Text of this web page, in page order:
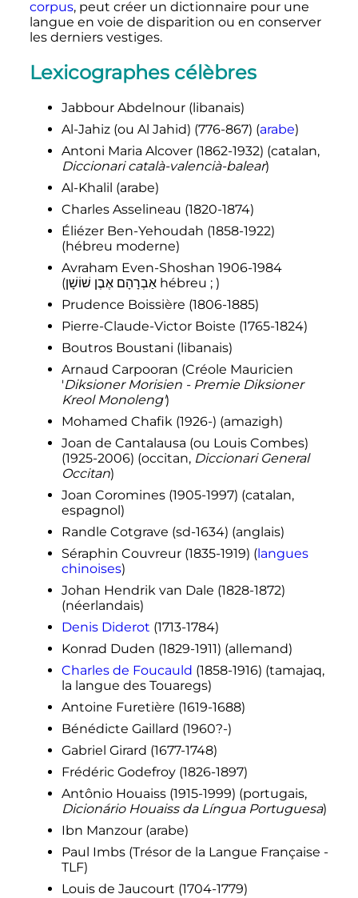
corpus, peut créer un dictionnaire pour une
langue en voie de disparition ou en conserver
les derniers vestiges.
Lexicographes célèbres
Jabbour Abdelnour (libanais)
Al-Jahiz (ou Al Jahid) (776-867) (arabe)
Antoni Maria Alcover (1862-1932) (catalan,
Diccionari català-valencià-balear)
Al-Khalil (arabe)
Charles Asselineau (1820-1874)
Éliézer Ben-Yehoudah (1858-1922)
(hébreu moderne)
Avraham Even-Shoshan 1906-1984
(אַבְרָהָם אֶבֶן שׁוֹשָׁן hébreu ; )
Prudence Boissière (1806-1885)
Pierre-Claude-Victor Boiste (1765-1824)
Boutros Boustani (libanais)
Arnaud Carpooran (Créole Mauricien
'Diksioner Morisien - Premie Diksioner
Kreol Monoleng')
Mohamed Chafik (1926-) (amazigh)
Joan de Cantalausa (ou Louis Combes)
(1925-2006) (occitan, Diccionari General
Occitan)
Joan Coromines (1905-1997) (catalan,
espagnol)
Randle Cotgrave (sd-1634) (anglais)
Séraphin Couvreur (1835-1919) (langues
chinoises)
Johan Hendrik van Dale (1828-1872)
(néerlandais)
Denis Diderot (1713-1784)
Konrad Duden (1829-1911) (allemand)
Charles de Foucauld (1858-1916) (tamajaq,
la langue des Touaregs)
Antoine Furetière (1619-1688)
Bénédicte Gaillard (1960?-)
Gabriel Girard (1677-1748)
Frédéric Godefroy (1826-1897)
Antônio Houaiss (1915-1999) (portugais,
Dicionário Houaiss da Língua Portuguesa)
Ibn Manzour (arabe)
Paul Imbs (Trésor de la Langue Française -
TLF)
Louis de Jaucourt (1704-1779)